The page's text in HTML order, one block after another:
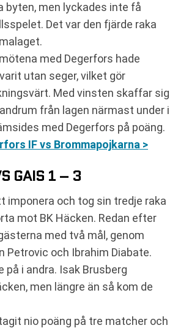
byten, men lyckades inte få
Det var den fjärde raka
med Degerfors hade
utan seger, vilket gör
Med vinsten skaffar sig
från lagen närmast under i
med Degerfors på poäng.
IF vs Brommapojkarna >
GAIS 1 – 3
imponera och tog sin tredje raka
mot BK Häcken. Redan efter
med två mål, genom
Petrovic och Ibrahim Diabate.
på i andra. Isak Brusberg
men längre än så kom de
nio poäng på tre matcher och